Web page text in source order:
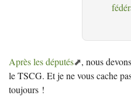
Après les députés
, nous
leTSCG. Et je ne vous cache
toujours !